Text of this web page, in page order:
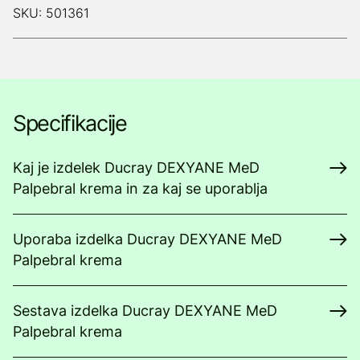
SKU: 501361
Specifikacije
Kaj je izdelek Ducray DEXYANE MeD
Palpebral krema in za kaj se uporablja
Uporaba izdelka Ducray DEXYANE MeD
Palpebral krema
Sestava izdelka Ducray DEXYANE MeD
Palpebral krema